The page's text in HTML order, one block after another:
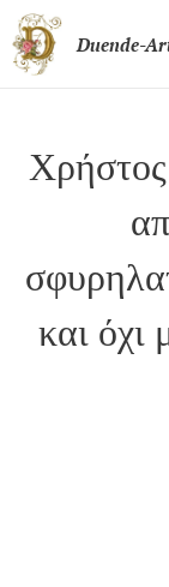
Duende-
και όχι